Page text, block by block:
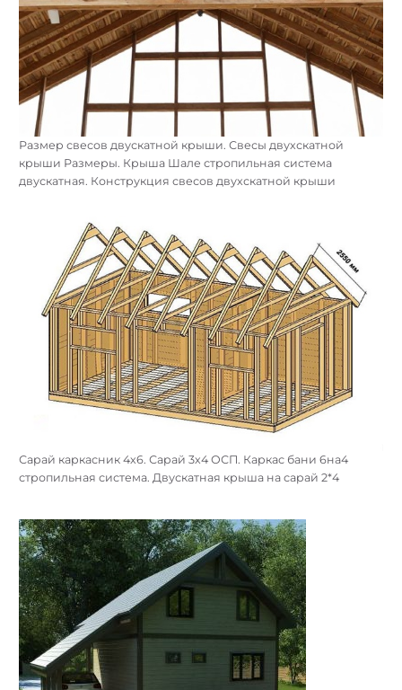
Размер свесов двускатной крыши. Свесы двухскатной
крыши Размеры. Крыша Шале стропильная система
двускатная. Конструкция свесов двухскатной крыши
Сарай каркасник 4х6. Сарай 3х4 ОСП. Каркас бани 6на4
стропильная система. Двускатная крыша на сарай 2*4